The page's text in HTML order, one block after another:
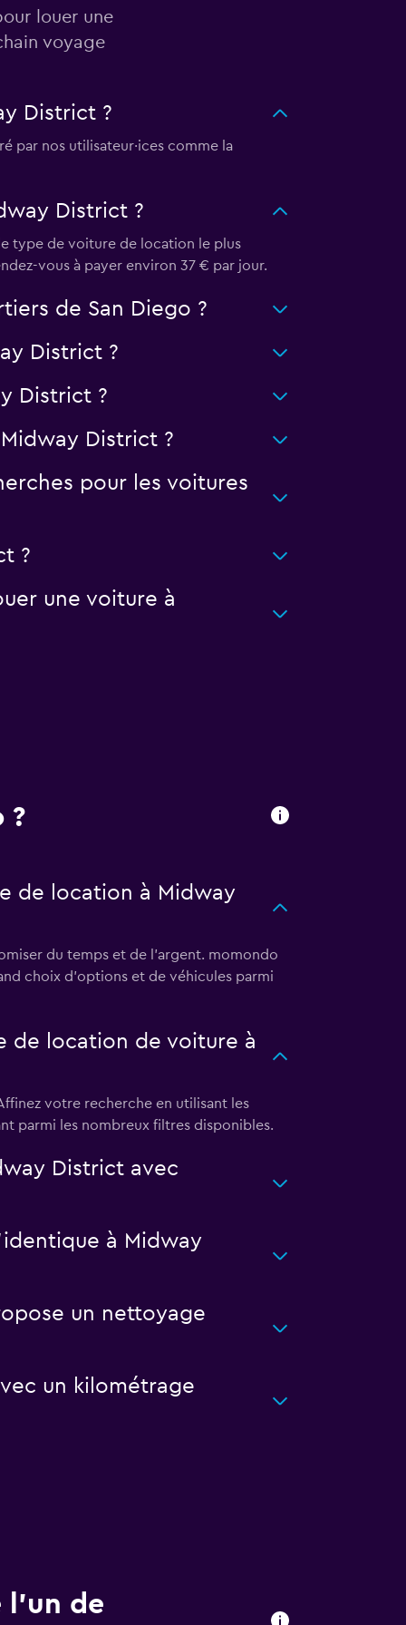
louer une
voyage
District ?
par nos utilisateur·ices comme la
District ?
type de voiture de location le plus
vous à payer environ 37 € par jour.
de San Diego ?
District ?
District ?
District ?
pour les voitures
?
une voiture à
?
de location à Midway
du temps et de l'argent. momondo
choix d'options et de véhicules parmi
de location de voiture à
votre recherche en utilisant les
parmi les nombreux filtres disponibles.
District avec
à Midway
un nettoyage
un kilométrage
de